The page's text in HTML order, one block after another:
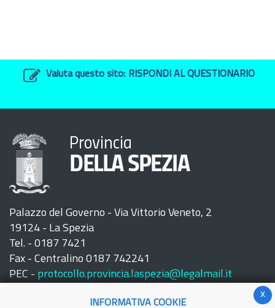
Valuta questo sito: RISPONDI AL QUESTIONARIO
Provincia
DELLA SPEZIA
Palazzo del Governo - Via Vittorio Veneto, 2
19124 - La Spezia
Tel. - 0187 7421
Fax - Centralino 0187 742241
PEC - protocollo.provincia.laspezia@legalmail.it
x
INFORMATIVA COOKIE